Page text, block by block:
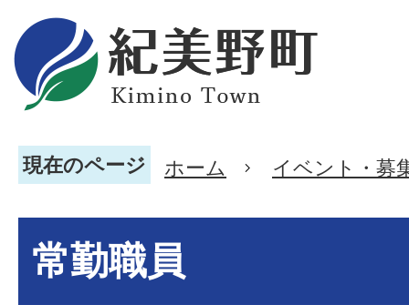
現在のページ ホーム イベント・募
常勤職員